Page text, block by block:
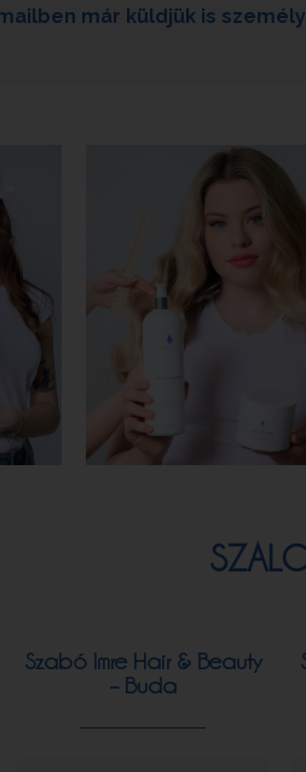
már küldjük is
Szabó Imre Hair & Beauty
– Buda